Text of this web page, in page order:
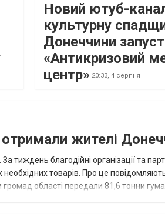
Новий ютуб-
культурну
Донеччини
«Антикризовий
центр» 20:33, 4 серпня
отримали жителі
тиждень благодійні організації та
необхідних товарів. Про це
області передали 81,6 тонни